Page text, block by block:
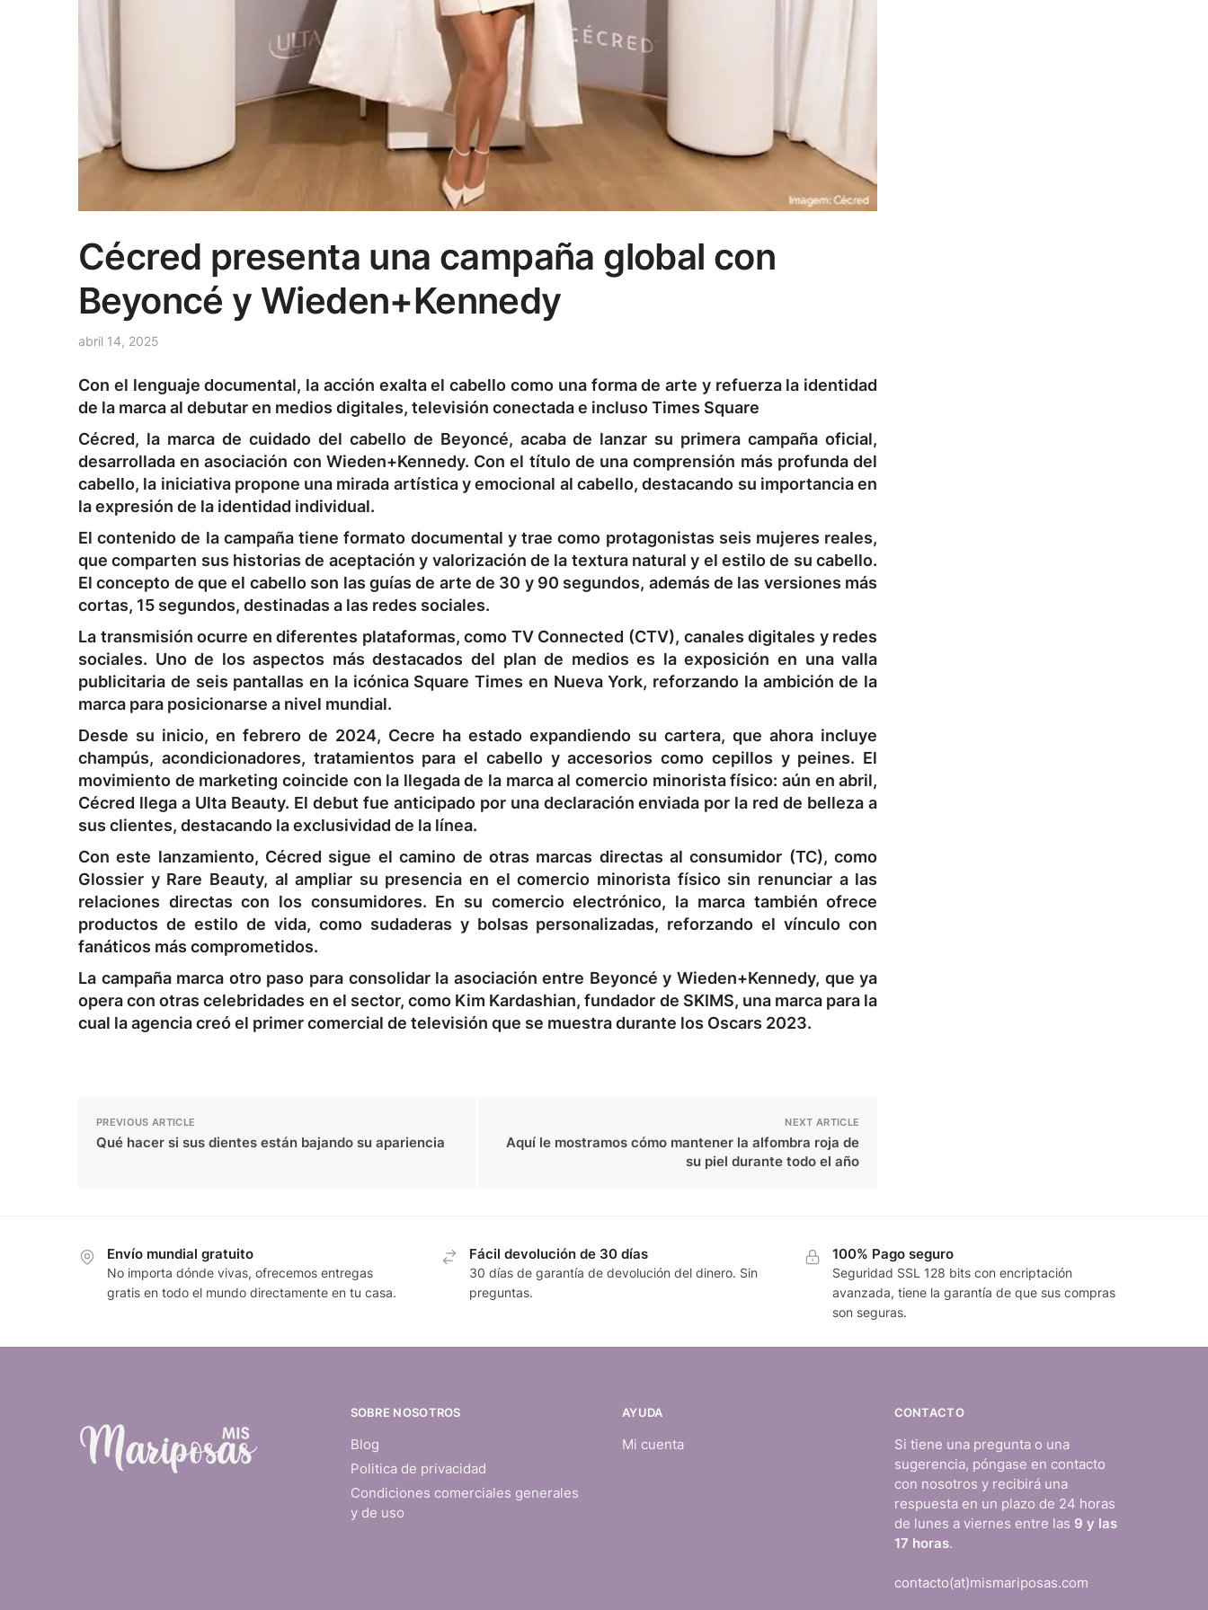
Cécred presenta una campaña global con
Beyoncé y Wieden+Kennedy
abril 14, 2025
Con el lenguaje documental, la acción exalta el cabello como una forma de arte y refuerza la identidad
de la marca al debutar en medios digitales, televisión conectada e incluso Times Square
Cécred, la marca de cuidado del cabello de Beyoncé, acaba de lanzar su primera campaña oficial,
desarrollada en asociación con Wieden+Kennedy. Con el título de una comprensión más profunda del
cabello, la iniciativa propone una mirada artística y emocional al cabello, destacando su importancia en
la expresión de la identidad individual.
El contenido de la campaña tiene formato documental y trae como protagonistas seis mujeres reales,
que comparten sus historias de aceptación y valorización de la textura natural y el estilo de su cabello.
El concepto de que el cabello son las guías de arte de 30 y 90 segundos, además de las versiones más
cortas, 15 segundos, destinadas a las redes sociales.
La transmisión ocurre en diferentes plataformas, como TV Connected (CTV), canales digitales y redes
sociales. Uno de los aspectos más destacados del plan de medios es la exposición en una valla
publicitaria de seis pantallas en la icónica Square Times en Nueva York, reforzando la ambición de la
marca para posicionarse a nivel mundial.
Desde su inicio, en febrero de 2024, Cecre ha estado expandiendo su cartera, que ahora incluye
champús, acondicionadores, tratamientos para el cabello y accesorios como cepillos y peines. El
movimiento de marketing coincide con la llegada de la marca al comercio minorista físico: aún en abril,
Cécred llega a Ulta Beauty. El debut fue anticipado por una declaración enviada por la red de belleza a
sus clientes, destacando la exclusividad de la línea.
Con este lanzamiento, Cécred sigue el camino de otras marcas directas al consumidor (TC), como
Glossier y Rare Beauty, al ampliar su presencia en el comercio minorista físico sin renunciar a las
relaciones directas con los consumidores. En su comercio electrónico, la marca también ofrece
productos de estilo de vida, como sudaderas y bolsas personalizadas, reforzando el vínculo con
fanáticos más comprometidos.
La campaña marca otro paso para consolidar la asociación entre Beyoncé y Wieden+Kennedy, que ya
opera con otras celebridades en el sector, como Kim Kardashian, fundador de SKIMS, una marca para la
cual la agencia creó el primer comercial de televisión que se muestra durante los Oscars 2023.
PREVIOUS ARTICLE
Qué hacer si sus dientes están bajando su apariencia
NEXT ARTICLE
Aquí le mostramos cómo mantener la alfombra roja de
su piel durante todo el año
Envío mundial gratuito
No importa dónde vivas, ofrecemos entregas
gratis en todo el mundo directamente en tu casa.
Fácil devolución de 30 días
30 días de garantía de devolución del dinero. Sin
preguntas.
100% Pago seguro
Seguridad SSL 128 bits con encriptación
avanzada, tiene la garantía de que sus compras
son seguras.
SOBRE NOSOTROS
Blog
Politica de privacidad
Condiciones comerciales generales
y de uso
AYUDA
Mi cuenta
CONTACTO
Si tiene una pregunta o una
sugerencia, póngase en contacto
con nosotros y recibirá una
respuesta en un plazo de 24 horas
de lunes a viernes entre las 9 y las
17 horas.
contacto(at)mismariposas.com